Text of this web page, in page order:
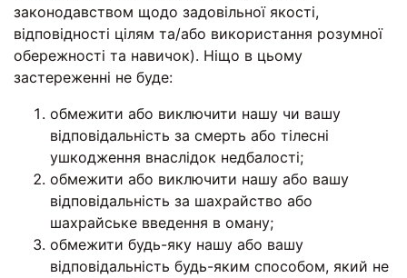
законодавством щодо задовільної якості,
відповідності цілям та/або використання розумної
обережності та навичок). Ніщо в цьому
застереженні не буде:
обмежити або виключити нашу чи вашу
відповідальність за смерть або тілесні
ушкодження внаслідок недбалості;
обмежити або виключити нашу або вашу
відповідальність за шахрайство або
шахрайське введення в оману;
обмежити будь-яку нашу або вашу
відповідальність будь-яким способом, який не